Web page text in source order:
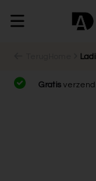
Gratis